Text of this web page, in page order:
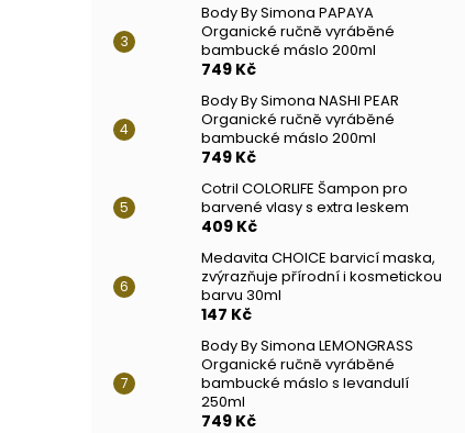
Body By Simona PAPAYA
Organické ručně vyráběné
bambucké máslo 200ml
749 Kč
Body By Simona NASHI PEAR
Organické ručně vyráběné
bambucké máslo 200ml
749 Kč
Cotril COLORLIFE Šampon pro
barvené vlasy s extra leskem
409 Kč
Medavita CHOICE barvicí maska,
zvýrazňuje přírodní i kosmetickou
barvu 30ml
147 Kč
Body By Simona LEMONGRASS
Organické ručně vyráběné
bambucké máslo s levandulí
250ml
749 Kč